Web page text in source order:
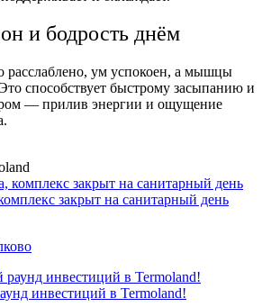
и бодрость днём
расслаблено, ум успокоен, а мышцы
способствует быстрому засыпанию и
— прилив энергии и ощущение
закрыт на санитарный день
инвестиций в Termoland!